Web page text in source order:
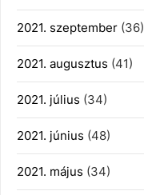
2021. szeptember (36)
2021. augusztus (41)
2021. július (34)
2021. június (48)
2021. május (34)